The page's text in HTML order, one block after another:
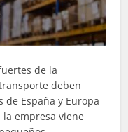
de la
deben
España y Europa
empresa viene